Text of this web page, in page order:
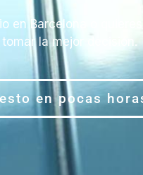
en Barcelona o
la mejor decisión.
en pocas